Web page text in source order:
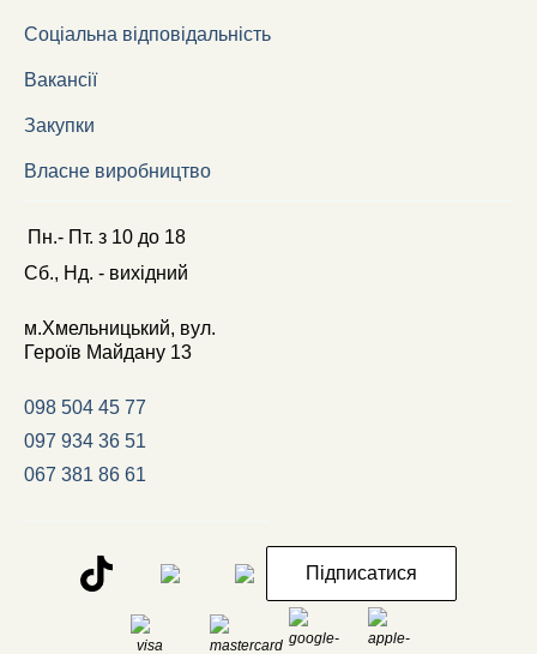
Соціальна відповідальність
Вакансії
Закупки
Власне виробництво
Пн.- Пт. з10 до18
Сб., Нд. - вихідний
м.Хмельницький, вул.
Героїв Майдану 13
098 504 45 77
097 934 36 51
067 381 86 61
Підписатися